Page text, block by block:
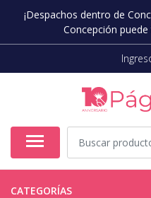
¡Despachos dentro de
Concepción
CATEGORÍAS